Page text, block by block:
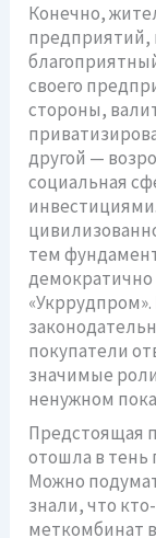
Конечно,
предприятий,
своего
стороны,
другой —
социальная
тем
демократично
покупатели
значимые
ненужном
Предстоящая
отошла в тень
Можно
знали, что
меткомбинат